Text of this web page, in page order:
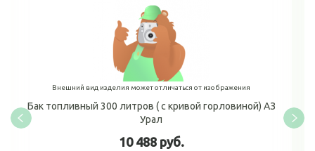
Внешний вид изделия может отличаться от изображения
Бак топливный 300 литров ( с кривой горловиной) АЗ
Урал
10 488 руб.